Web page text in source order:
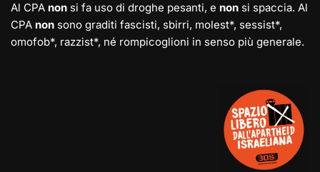
Al CPA non si fa uso di droghe pesanti, e non si spaccia. Al
CPA non sono graditi fascisti, sbirri, molest*, sessist*,
omofob*, razzist*, né rompicoglioni in senso più generale.